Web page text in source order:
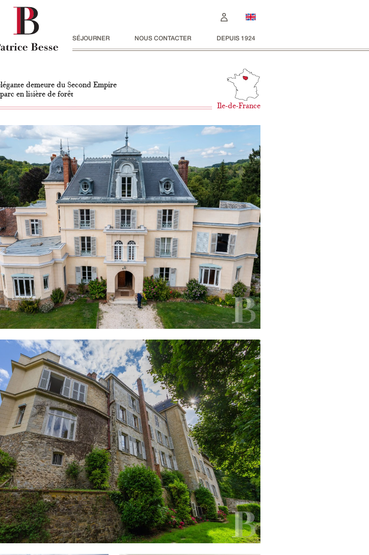
SÉJOURNER NOUS CONTACTER DEPUIS 1924
demeure du Second Empire
en lisière de forêt
Ile-de-France